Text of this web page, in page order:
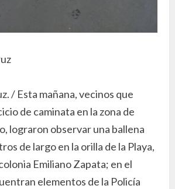
/ Esta mañana, vecinos que
de caminata en la zona de
lograron observar una ballena
de largo en la orilla de la Playa,
Emiliano Zapata; en el
elementos de la Policía